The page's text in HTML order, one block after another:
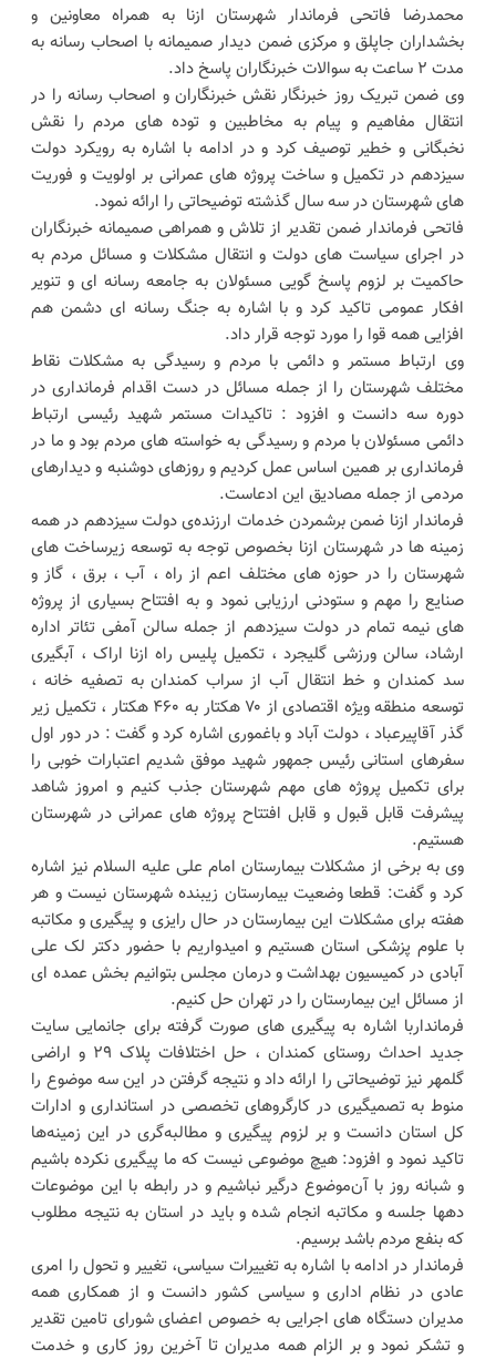
محمدرضا فاتحی فرماندار شهرستان ازنا به همراه معاونین و
بخشداران جاپلق و مرکزی ضمن دیدار صمیمانه با اصحاب رسانه به
مدت ۲ ساعت به سوالات خبرنگاران پاسخ داد.
وی ضمن تبریک روز خبرنگار نقش خبرنگاران و اصحاب رسانه را در
انتقال مفاهیم و پیام به مخاطبین و توده های مردم را نقش
نخبگانی و خطیر توصیف کرد و در ادامه با اشاره به رویکرد دولت
سیزدهم در تکمیل و ساخت پروژه های عمرانی بر اولویت و فوریت
های شهرستان در سه سال گذشته توضیحاتی را ارائه نمود.
فاتحی فرماندار ضمن تقدیر از تلاش و همراهی صمیمانه خبرنگاران
در اجرای سیاست های دولت و انتقال مشکلات و مسائل مردم به
حاکمیت بر لزوم پاسخ گویی مسئولان به جامعه رسانه ای و تنویر
افکار عمومی تاکید کرد و با اشاره به جنگ رسانه ای دشمن هم
افزایی همه قوا را مورد توجه قرار داد.
وی ارتباط مستمر و دائمی با مردم و رسیدگی به مشکلات نقاط
مختلف شهرستان را از جمله مسائل در دست اقدام فرمانداری در
دوره سه دانست و افزود : تاکیدات مستمر شهید رئیسی ارتباط
دائمی مسئولان با مردم و رسیدگی به خواسته های مردم بود و ما در
فرمانداری بر همین اساس عمل کردیم و روزهای دوشنبه و دیدارهای
مردمی از جمله مصادیق این ادعاست.
فرماندار ازنا ضمن برشمردن خدمات ارزنده‌ی دولت سیزدهم در همه
زمینه ها در شهرستان ازنا بخصوص توجه به توسعه زیرساخت های
شهرستان را در حوزه های مختلف اعم از راه ، آب ، برق ، گاز و
صنایع را مهم و ستودنی ارزیابی نمود و به افتتاح بسیاری از پروژه
های نیمه تمام در دولت سیزدهم از جمله سالن آمفی تئاتر اداره
ارشاد، سالن ورزشی گلیجرد ، تکمیل پلیس راه ازنا اراک ، آبگیری
سد کمندان ‌و خط انتقال آب از سراب کمندان به تصفیه خانه ،
توسعه منطقه ویژه اقتصادی از ۷۰ هکتار به ۴۶۰ هکتار ، تکمیل زیر
گذر آقاپیرعباد ، دولت آباد و باغموری اشاره کرد و گفت : در دور اول
سفرهای استانی رئیس جمهور شهید موفق شدیم اعتبارات خوبی را
برای تکمیل پروژه های مهم شهرستان جذب کنیم و امروز شاهد
پیشرفت قابل قبول و قابل افتتاح پروژه های عمرانی در شهرستان
هستیم.
وی به برخی از مشکلات بیمارستان امام علی علیه السلام نیز اشاره
کرد و گفت: قطعا وضعیت بیمارستان زیبنده شهرستان نیست و هر
هفته برای مشکلات این بیمارستان در حال رایزی و پیگیری و مکاتبه
با علوم پزشکی استان هستیم و امیدواریم با حضور دکتر لک علی
آبادی در کمیسیون بهداشت و درمان مجلس بتوانیم بخش عمده ای
از مسائل این بیمارستان را در تهران حل کنیم.
فرمانداربا اشاره به پیگیری های صورت گرفته برای جانمایی سایت
جدید احداث روستای کمندان ، حل اختلافات پلاک ۲۹ و اراضی
گلمهر نیز توضیحاتی را ارائه داد و نتیجه گرفتن در این سه موضوع را
منوط به تصمیگیری در کارگروهای تخصصی در استانداری و ادارات
کل استان دانست و بر لزوم پیگیری و مطالبه‌گری در این زمینه‌ها
تاکید نمود و افزود: هیچ موضوعی نیست که ما پیگیری نکرده باشیم
و شبانه روز با آن‌موضوع درگیر نباشیم‌ و در رابطه با این موضوعات
دهها جلسه و مکاتبه انجام شده و باید در استان به نتیجه مطلوب
که بنفع مردم باشد برسیم.
فرماندار در ادامه با اشاره به تغییرات سیاسی، تغییر و تحول را امری
عادی در نظام اداری و سیاسی کشور دانست و از همکاری همه
مدیران دستگاه های اجرایی به خصوص اعضای شورای تامین تقدیر
و تشکر نمود و بر الزام همه مدیران تا آخرین روز کاری و خدمت